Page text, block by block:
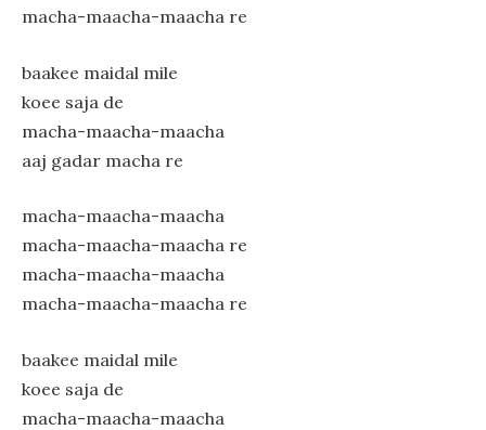
macha-maacha-maacha re
baakee maidal mile
koee saja de
macha-maacha-maacha
aaj gadar macha re
macha-maacha-maacha
macha-maacha-maacha re
macha-maacha-maacha
macha-maacha-maacha re
baakee maidal mile
koee saja de
macha-maacha-maacha